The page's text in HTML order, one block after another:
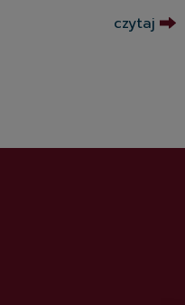
czytaj